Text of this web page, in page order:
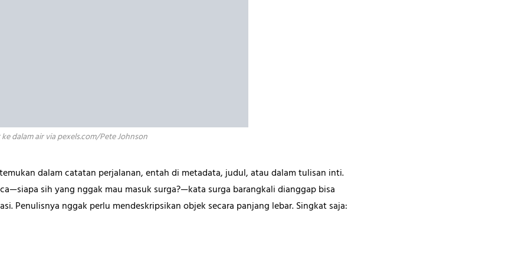
dalam air via pexels.com/Pete Johnson
dalam catatan perjalanan, entah di metadata, judul, atau dalam tulisan inti.
sih yang nggak mau masuk surga?—kata surga barangkali dianggap bisa
Penulisnya nggak perlu mendeskripsikan objek secara panjang lebar. Singkat saja: